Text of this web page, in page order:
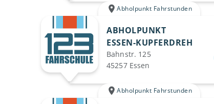
Abholpunkt Fahrstunden
ABHOLPUNKT
ESSEN-KUPFERDREH
Bahnstr. 125
45257 Essen
Abholpunkt Fahrstunden